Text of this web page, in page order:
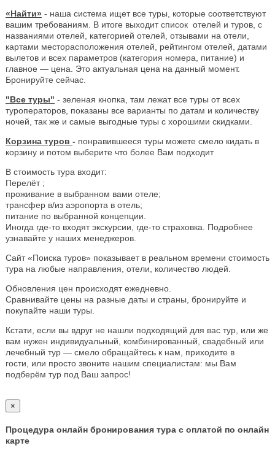
«Найти» - наша система ищет все туры, которые соответствуют
вашим требованиям. В итоге выходит список отелей и туров, с
названиями отелей, категорией отелей, отзывами на отели,
картами месторасположения отелей, рейтингом отелей, датами
вылетов и всех параметров (категория номера, питание) и
главное — цена. Это актуальная цена на данный момент.
Бронируйте сейчас.
"Все туры" - зеленая кнопка, там лежат все туры от всех
туроператоров, показаны все варианты по датам и количеству
ночей, так же и самые выгодные туры с хорошими скидками.
Корзина туров - понравившееся туры можете смело кидать в
корзину и потом выберите что более Вам подходит
В стоимость тура входит:
Перелёт ;
проживание в выбранном вами отеле;
трансфер в/из аэропорта в отель;
питание по выбранной концепции.
Иногда где-то входят экскурсии, где-то страховка. Подробнее
узнавайте у наших менеджеров.
Сайт «Поиска туров» показывает в реальном времени стоимость
тура на любые направления, отели, количество людей.
Обновления цен происходят ежедневно.
Сравнивайте цены на разные даты и страны, бронируйте и
покупайте наши туры.
Кстати, если вы вдруг не нашли подходящий для вас тур, или же
вам нужен индивидуальный, комбинированный, свадебный или
лечебный тур — смело обращайтесь к нам, приходите в
гости, или просто звоните нашим специалистам: мы Вам
подберём тур под Ваш запрос!
×
Процедура онлайн бронирования тура с оплатой по онлайн
карте